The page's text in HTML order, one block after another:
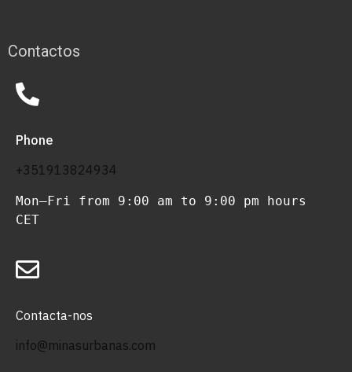
Contactos
Phone
+351913824934
Mon–Fri from 9:00 am to 9:00 pm hours
CET
Contacta-nos
info@minasurbanas.com